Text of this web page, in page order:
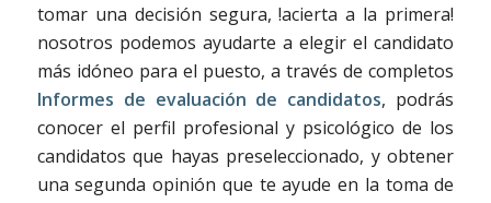
tomar una decisión segura, !acierta a la primera!
nosotros podemos ayudarte a elegir el candidato
más idóneo para el puesto, a través de completos
Informes de evaluación de candidatos, podrás
conocer el perfil profesional y psicológico de los
candidatos que hayas preseleccionado, y obtener
una segunda opinión que te ayude en la toma de